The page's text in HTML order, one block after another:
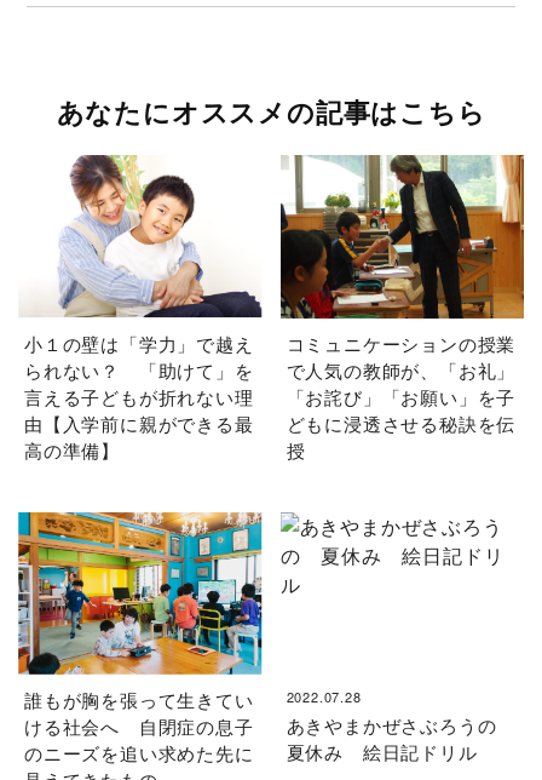
あなたにオススメの記事はこちら
小１の壁は「学力」で越え
られない？ 「助けて」を
言える子どもが折れない理
由【入学前に親ができる最
高の準備】
コミュニケーションの授業
で人気の教師が、「お礼」
「お詫び」「お願い」を子
どもに浸透させる秘訣を伝
授
誰もが胸を張って生きてい
ける社会へ 自閉症の息子
のニーズを追い求めた先に
2022.07.28
あきやまかぜさぶろうの
夏休み 絵日記ドリル